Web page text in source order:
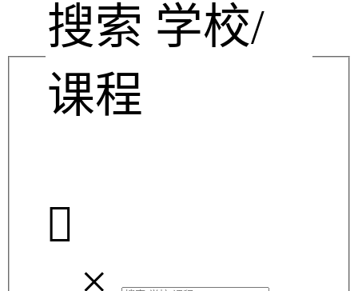
搜索 学校/
课程
